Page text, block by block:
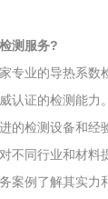
测服务?
专业的导热系数
认证的检测能力。
的检测设备和经
不同行业和材料
案例了解其实力